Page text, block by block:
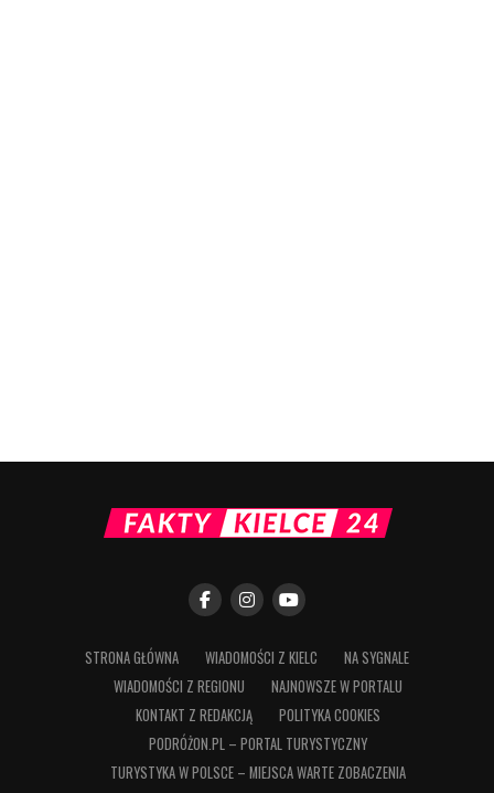
STRONA GŁÓWNA WIADOMOŚCI Z KIELC
NA SYGNALE
WIADOMOŚCI Z REGIONU
NAJNOWSZE W PORTALU
KONTAKT Z REDAKCJĄ
POLITYKA COOKIES
PODRÓŻON.PL – PORTAL TURYSTYCZNY
TURYSTYKA W POLSCE – MIEJSCA WARTE ZOBACZENIA